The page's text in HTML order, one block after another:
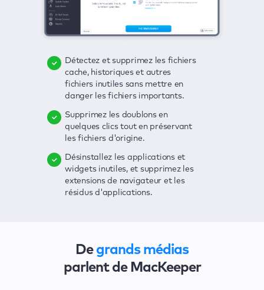
Détectez et supprimez les fichiers
cache, historiques et autres
fichiers inutiles sans mettre en
danger les fichiers importants.
Supprimez les doublons en
quelques clics tout en préservant
les fichiers d'origine.
Désinstallez les applications et
widgets inutiles, et supprimez les
extensions de navigateur et les
résidus d'applications.
Supprimez les virus, profitez d'une
protection en temps réel et
débarrassez-vous des logiciels
publicitaires d'un seul clic.
Gardez un œil sur vos mots de
passe, vos numéros de carte
bancaire et d'autres informations
instantanément des alertes en cas
de violation.
Sécurisez votre connexion et
D'un seul clic, vous recherchez la
présence de toutes sortes de
menaces sur votre Mac : fichiers
inutiles, virus, logiciels
obsolètes, etc.
Détectez les failles de sécurité
interface claire et pratique.
Solutionnez tous les problèmes en
quelques clics.
De grands médias
parlent de MacKeeper